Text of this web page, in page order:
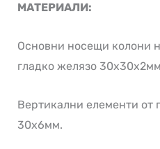
МАТЕРИАЛИ:
Основни носещи колони
гладко желязо
Вертикални елементи от
30х6мм.